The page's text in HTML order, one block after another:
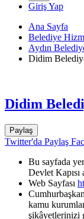
Giriş Yap
Ana Sayfa
Belediye
Aydın
Didim
Didim
Paylaş
Twitter'da Paylaş
Bu sayfada
Devlet Kapısı
Web Sayfası
kamu
şikâyetlerinizi